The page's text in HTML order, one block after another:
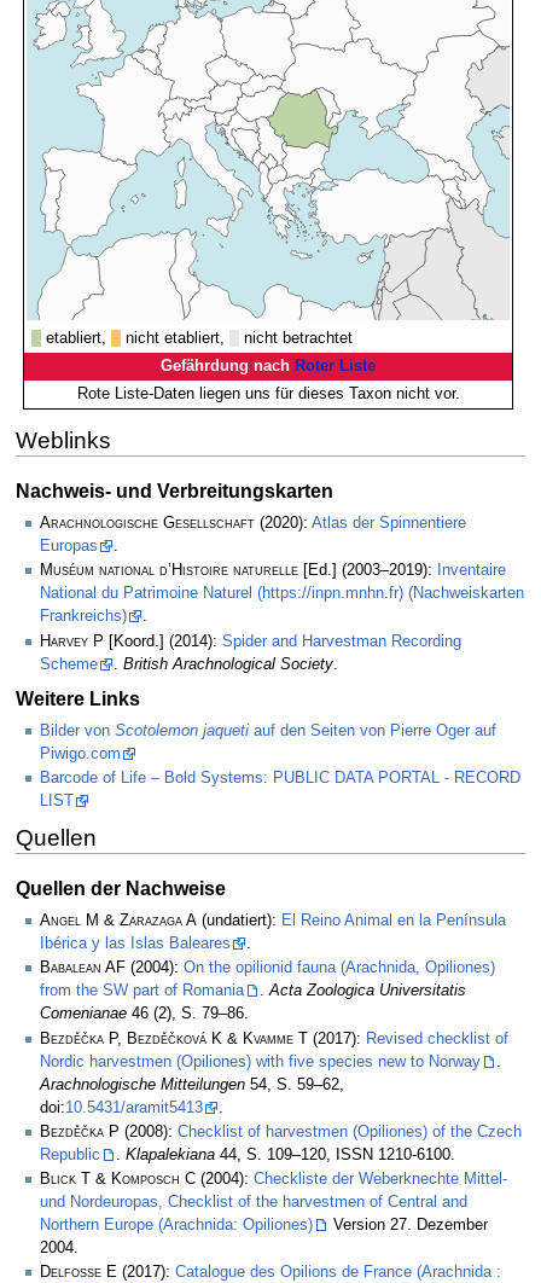
etabliert, nicht etabliert,
nicht betrachtet
Gefährdung nach Roter Liste
Rote Liste-Daten liegen uns für dieses Taxon nicht vor.
Weblinks
Nachweis- und Verbreitungskarten
Arachnologische Gesellschaft (2020): Atlas der Spinnentiere
Europas
.
Muséum national d’Histoire naturelle [Ed.] (2003–2019):
Inventaire
National du Patrimoine Naturel (https://inpn.mnhn.fr) (Nachweiskarten
Frankreichs)
.
Harvey P [Koord.] (2014): Spider and Harvestman Recording
Scheme
British Arachnological Society
Weitere Links
Bilder von Scotolemon jaqueti auf den Seiten von Pierre Oger auf
Piwigo.com
Barcode of Life – Bold Systems: PUBLIC DATA PORTAL - RECORD
LIST
Quellen
Quellen der Nachweise
Angel M & Zarazaga A (undatiert): El Reino Animal en la Península
Ibérica y las Islas Baleares
.
Babalean AF (2004): On the opilionid fauna (Arachnida, Opiliones)
from the SW part of Romania
.Acta Zoologica Universitatis
Comenianae 46 (2), S. 79–86.
Bezděčka P, Bezděčková K & Kvamme T (2017): Revised checklist of
Nordic harvestmen (Opiliones) with five species new to Norway
Arachnologische Mitteilungen 54, S. 59–62,
doi:10.5431/aramit5413
Bezděčka P (2008): Checklist of harvestmen (Opiliones) of the Czech
Republic
. Klapalekiana 44, S. 109–120, ISSN 1210-6100.
Blick T & Komposch C (2004): Checkliste der Weberknechte Mittel-
und Nordeuropas, Checklist of the harvestmen of Central and
Northern Europe (Arachnida: Opiliones)
Version 27. Dezember
2004.
Delfosse E (2017): Catalogue des Opilions de France (Arachnida :